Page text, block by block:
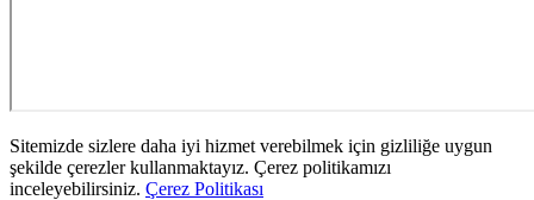
Sitemizde sizlere daha iyi hizmet verebilmek için gizliliğe uygun
şekilde çerezler kullanmaktayız. Çerez politikamızı
inceleyebilirsiniz. Çerez Politikası